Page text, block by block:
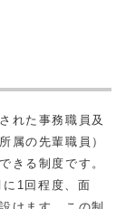
れた事務職員及
属の先輩職員）
きる制度です。
1回程度、面